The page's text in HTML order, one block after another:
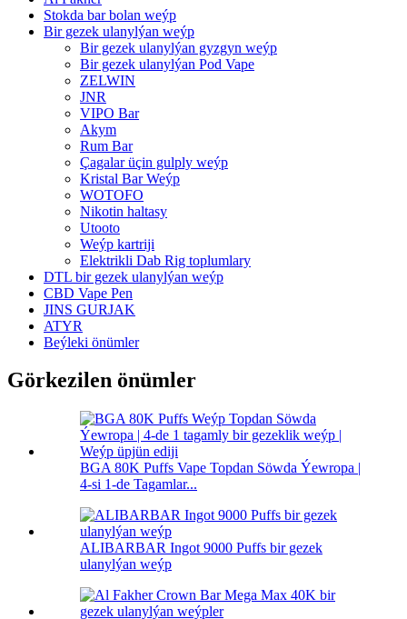
Stokda bar bolan weýp
Bir gezek ulanylýan weýp
Bir gezek ulanylýan gyzgyn weýp
Bir gezek ulanylýan Pod Vape
ZELWIN
JNR
VIPO Bar
Akym
Rum Bar
Çagalar üçin gulply weýp
Kristal Bar Weýp
WOTOFO
Nikotin haltasy
Utooto
Weýp kartriji
Elektrikli Dab Rig toplumlary
DTL bir gezek ulanylýan weýp
CBD Vape Pen
JINS GURJAK
ATYR
Beýleki önümler
Görkezilen önümler
BGA 80K Puffs Vape Topdan Söwda Ýewropa |
4-si 1-de Tagamlar...
ALIBARBAR Ingot 9000 Puffs bir gezek
ulanylýan weýp